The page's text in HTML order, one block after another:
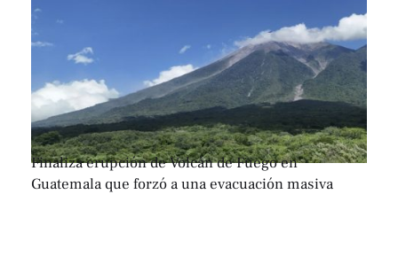
Finaliza erupción de Volcán de Fuego en
Guatemala que forzó a una evacuación masiva